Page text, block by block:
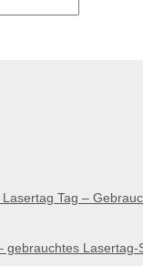
Tag –
gebrauchtes